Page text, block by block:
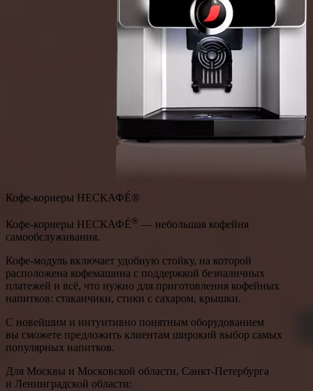
Кофе-корнеры НЕСКАФÉ®
Кофе-корнеры НЕСКАФÉ® — небольшая кофейня
самообслуживания.
Кофе-модуль включает удобную стойку, на которой
расположена кофемашина с поддержкой безналичных
платежей и всё, что нужно для приготовления кофейных
напитков: стаканчики, стики с сахаром, крышки.
С новейшим и интуитивно понятным оборудованием
вы сможете предложить клиентам широкий выбор самых
популярных напитков.
Для Москвы и Московской области, Санкт-Петербурга
и Ленинградской области: